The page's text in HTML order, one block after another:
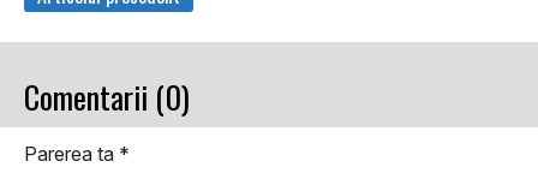
Comentarii (0)
Parerea ta *